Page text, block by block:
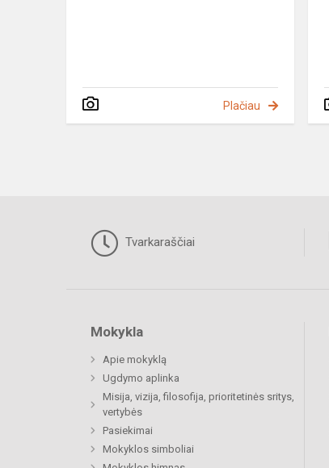
Plačiau
Tvarkaraščiai
Mokykla
Apie mokyklą
Ugdymo aplinka
Misija, vizija, filosofija, prioritetinės sritys,
vertybės
Pasiekimai
Mokyklos simboliai